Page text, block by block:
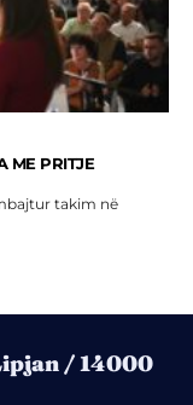
ME PRITJE
takim në
/ 14000